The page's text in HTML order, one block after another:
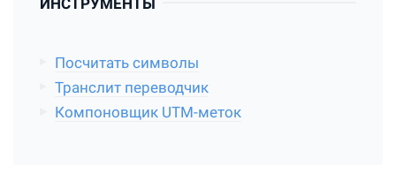
ИНСТРУМЕНТЫ
Посчитать символы
Транслит переводчик
Компоновщик UTM-меток